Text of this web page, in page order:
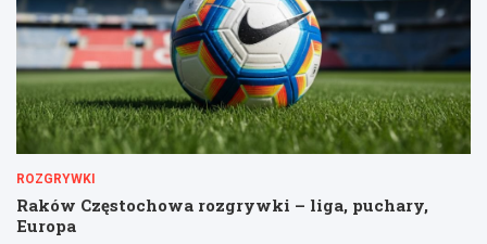
ROZGRYWKI
Raków Częstochowa rozgrywki – liga, puchary,
Europa